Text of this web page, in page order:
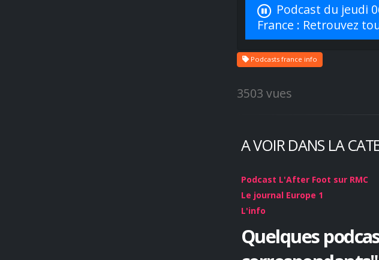
Podcast du jeudi
France : Retrouvez
Podcasts france info
3503 vues
A VOIR DANS LA
Podcast L'After Foot sur RMC
Le journal Europe 1
L'info
Quelques